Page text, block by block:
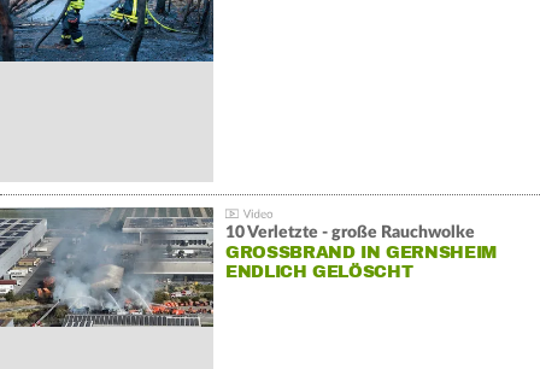
10 Verletzte - große Rauchwolke
GROSSBRAND IN GERNSHEIM E
NDLICH GELÖSCHT